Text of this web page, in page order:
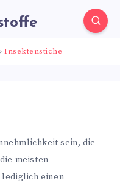
Insektenstiche
sein, die
meisten
einen